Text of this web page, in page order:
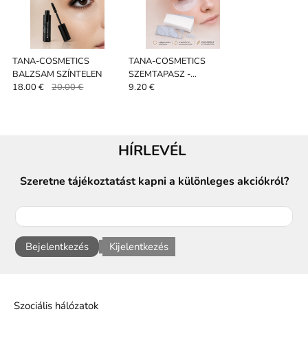
TANA-COSMETICS
BALZSAM SZÍNTELEN
18.00 € 20.00 €
TANA-COSMETICS
SZEMTAPASZ -
HABSZIVACS PÁRNÁK
9.20 €
HÍRLEVÉL
Szeretne tájékoztatást kapni a különleges akciókról?
Bejelentkezés Kijelentkezés
Szociális hálózatok